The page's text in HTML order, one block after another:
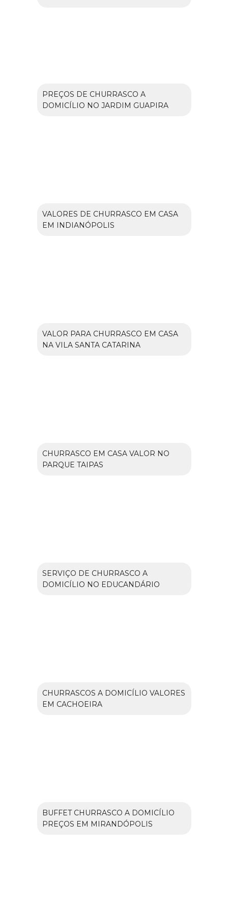
PREÇOS DE CHURRASCO A
DOMICÍLIO NO JARDIM GUAPIRA
VALORES DE CHURRASCO EM CASA
EM INDIANÓPOLIS
VALOR PARA CHURRASCO EM CASA
NA VILA SANTA CATARINA
CHURRASCO EM CASA VALOR NO
PARQUE TAIPAS
SERVIÇO DE CHURRASCO A
DOMICÍLIO NO EDUCANDÁRIO
CHURRASCOS A DOMICÍLIO VALORES
EM CACHOEIRA
BUFFET CHURRASCO A DOMICÍLIO
PREÇOS EM MIRANDÓPOLIS